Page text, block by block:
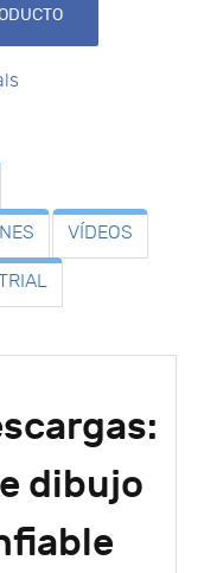
VÍDEOS
dibujo